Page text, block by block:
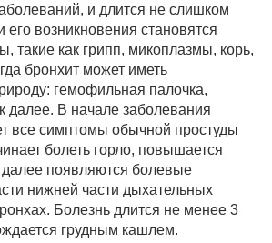
и длится не слишком
возникновения становятся
такие как грипп, микоплазмы, корь,
бронхит может иметь
гемофильная палочка,
далее. В начале заболевания
все симптомы обычной простуды
болеть горло, повышается
появляются болевые
нижней части дыхательных
Болезнь длится не менее 3
грудным кашлем.